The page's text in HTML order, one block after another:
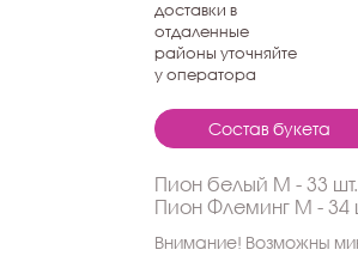
доставки в
отдаленные
районы уточняйте
у оператора
Состав букета
Пион белый M - 33
Пион Флеминг M - 34
Внимание! Возможны